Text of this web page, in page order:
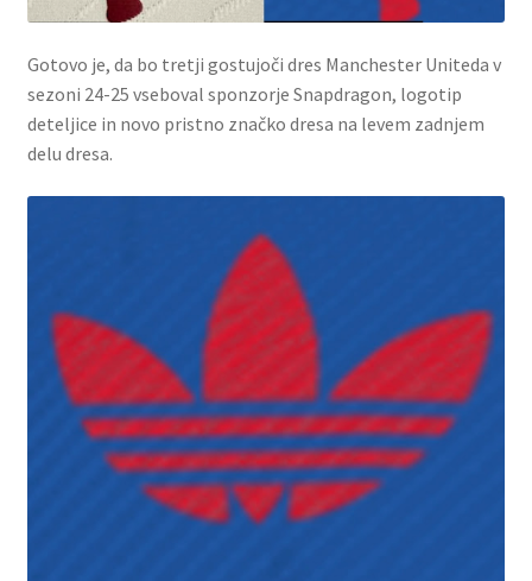
Gotovo je, da bo tretji gostujoči dres Manchester Uniteda v
sezoni 24-25 vseboval sponzorje Snapdragon, logotip
deteljice in novo pristno značko dresa na levem zadnjem
delu dresa.